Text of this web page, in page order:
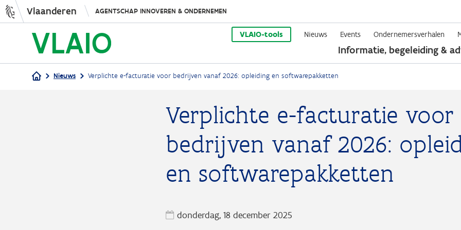
Overslaan
en
naar
de
Vlaanderen AGENTSCHAP INNOVEREN & ONDERNEMEN
VLAIO-tools Nieuws Events Ondernemersverhalen
Informatie, begeleiding &
Nieuws Verplichte e-facturatie voor bedrijven vanaf 2026: opleiding en softwarepakketten
Verplichte e-facturatie voor
bedrijven vanaf 2026:
en softwarepakketten
donderdag, 18 december 2025